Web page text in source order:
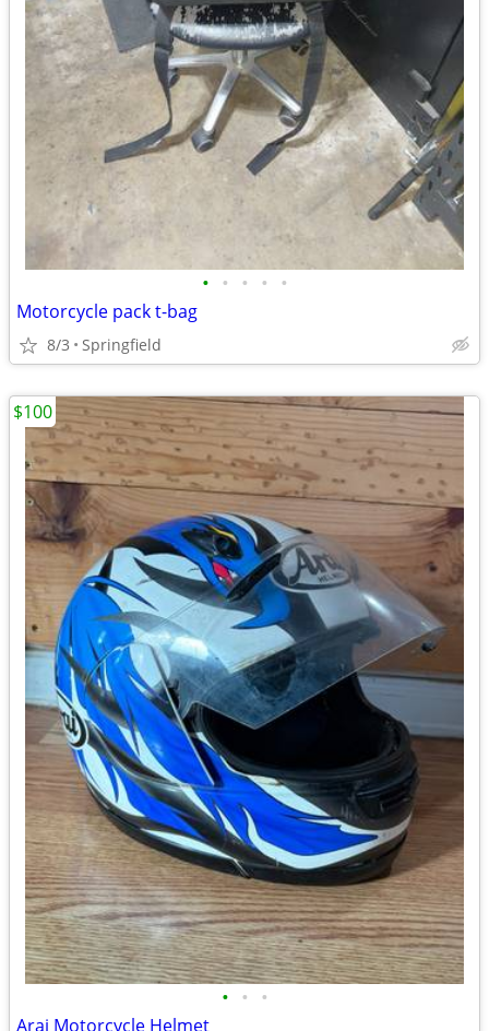
• • • • •
Motorcycle pack t-bag
8/3 Springfield
• • •
Arai Motorcycle Helmet
$100